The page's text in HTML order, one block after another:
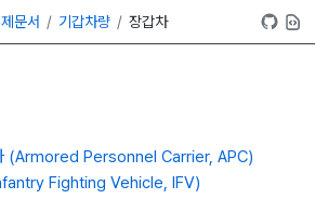
문서 기갑차량 장갑차
(Armored Personnel Carrier, APC)
Fighting Vehicle, IFV)